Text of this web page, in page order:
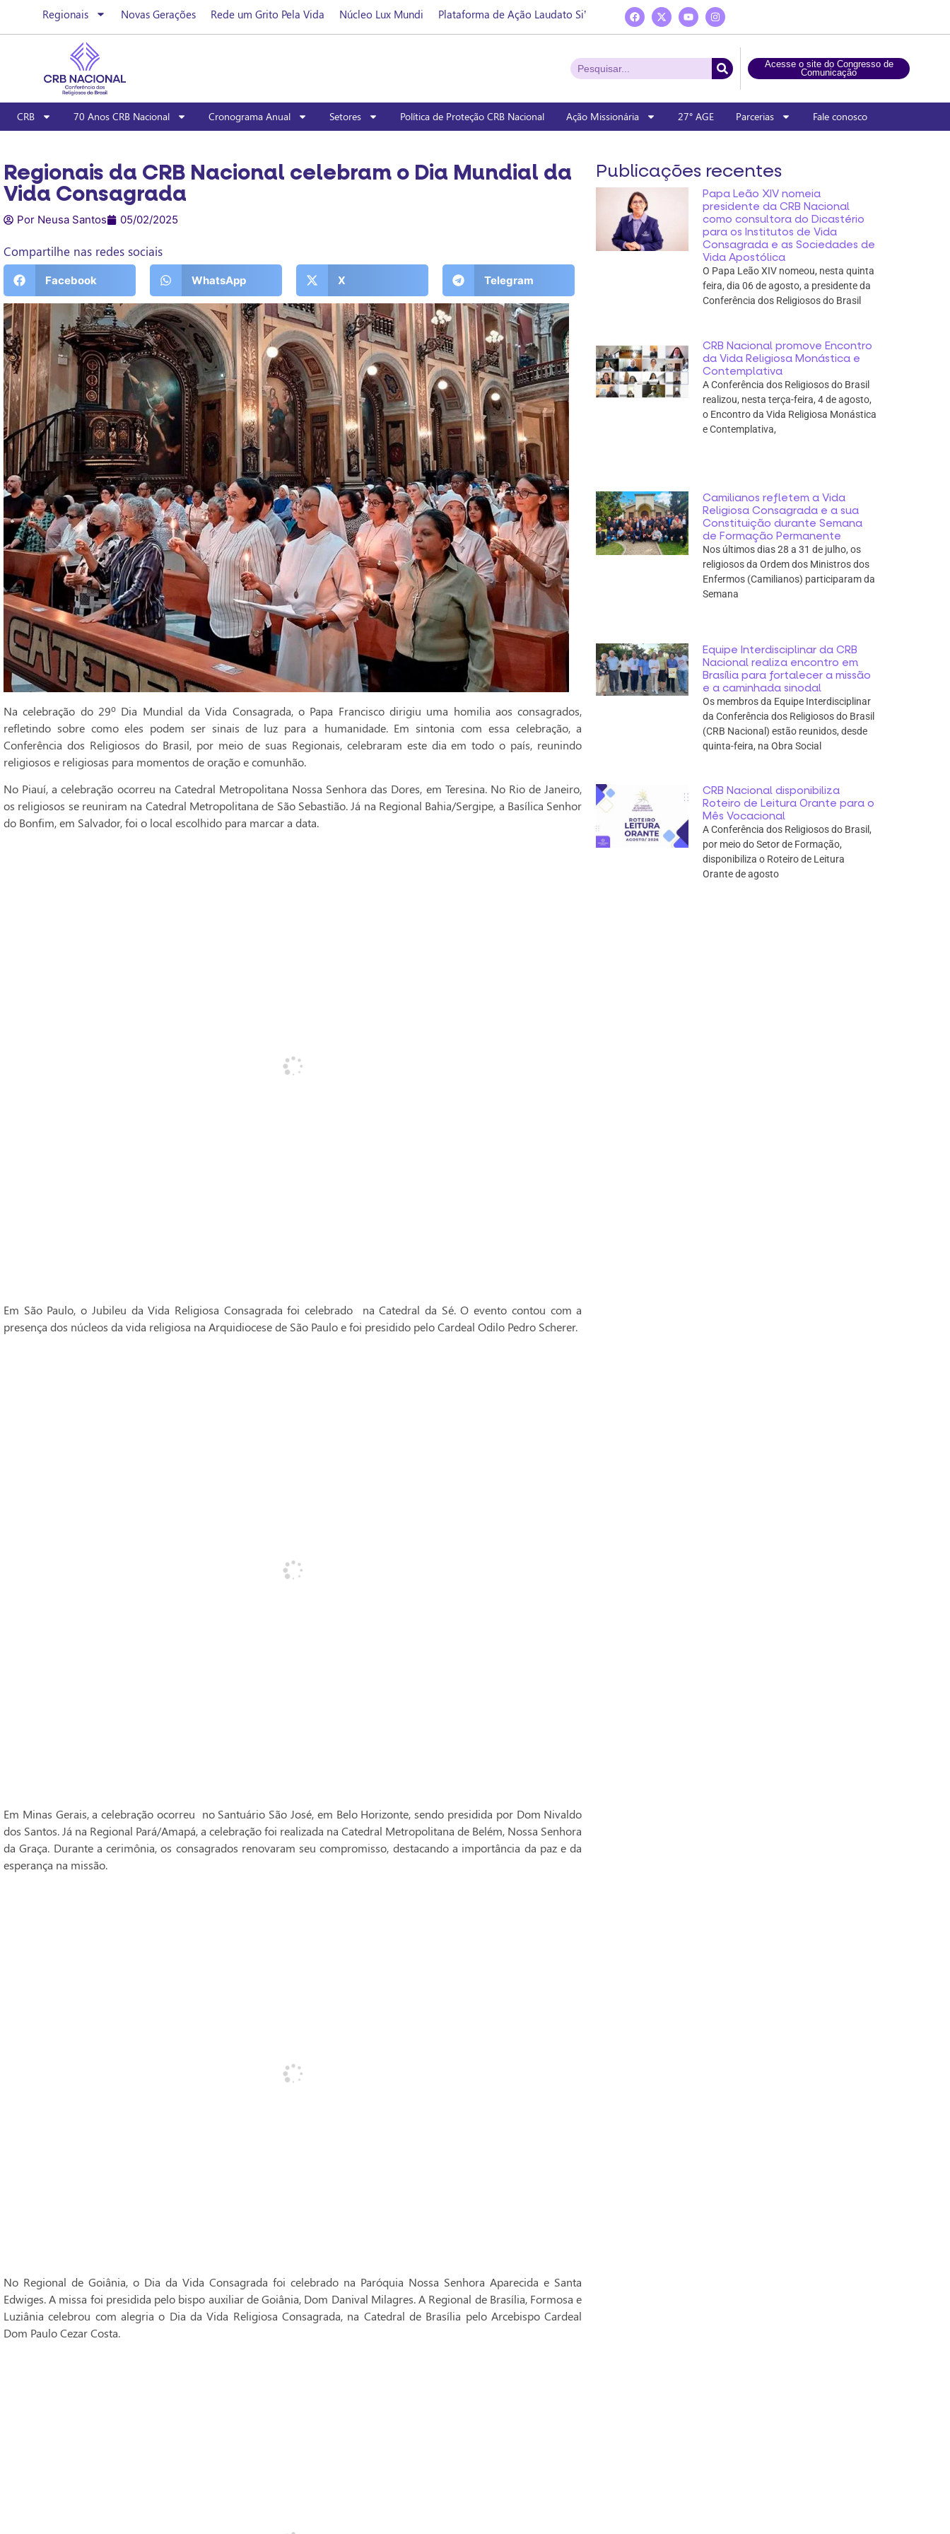
Regionais Novas Gerações Rede um Grito Pela Vida Núcleo Lux Mundi Plataforma de Ação Laudato Si’
Acesse o site do Congresso de
Comunicação
CRB 70 Anos CRB Nacional Cronograma Anual Setores Política de Proteção CRB Nacional Ação Missionária 27° AGE Parcerias Fale conosco
Regionais da CRB Nacional celebram o Dia Mundial da
Vida Consagrada
Por Neusa Santos 05/02/2025
Compartilhe nas redes sociais
Facebook WhatsApp X Telegram
Na celebração do 29º Dia Mundial da Vida Consagrada, o Papa Francisco dirigiu uma homilia aos consagrados,
refletindo sobre como eles podem ser sinais de luz para a humanidade. Em sintonia com essa celebração, a
Conferência dos Religiosos do Brasil, por meio de suas Regionais, celebraram este dia em todo o país, reunindo
religiosos e religiosas para momentos de oração e comunhão.
No Piauí, a celebração ocorreu na Catedral Metropolitana Nossa Senhora das Dores, em Teresina. No Rio de Janeiro,
os religiosos se reuniram na Catedral Metropolitana de São Sebastião. Já na Regional Bahia/Sergipe, a Basílica Senhor
do Bonfim, em Salvador, foi o local escolhido para marcar a data.
Em São Paulo, o Jubileu da Vida Religiosa Consagrada foi celebrado na Catedral da Sé. O evento contou com a
presença dos núcleos da vida religiosa na Arquidiocese de São Paulo e foi presidido pelo Cardeal Odilo Pedro Scherer.
Em Minas Gerais, a celebração ocorreu no Santuário São José, em Belo Horizonte, sendo presidida por Dom Nivaldo
dos Santos. Já na Regional Pará/Amapá, a celebração foi realizada na Catedral Metropolitana de Belém, Nossa Senhora
da Graça. Durante a cerimônia, os consagrados renovaram seu compromisso, destacando a importância da paz e da
esperança na missão.
No Regional de Goiânia, o Dia da Vida Consagrada foi celebrado na Paróquia Nossa Senhora Aparecida e Santa
Edwiges. A missa foi presidida pelo bispo auxiliar de Goiânia, Dom Danival Milagres. A Regional de Brasília, Formosa e
Luziânia celebrou com alegria o Dia da Vida Religiosa Consagrada, na Catedral de Brasília pelo Arcebispo Cardeal
Dom Paulo Cezar Costa.
Publicações recentes
Papa Leão XIV nomeia
presidente da CRB Nacional
como consultora do Dicastério
para os Institutos de Vida
Consagrada e as Sociedades de
Vida Apostólica
O Papa Leão XIV nomeou, nesta quinta
feira, dia 06 de agosto, a presidente da
Conferência dos Religiosos do Brasil
CRB Nacional promove Encontro
da Vida Religiosa Monástica e
Contemplativa
A Conferência dos Religiosos do Brasil
realizou, nesta terça-feira, 4 de agosto,
o Encontro da Vida Religiosa Monástica
e Contemplativa,
Camilianos refletem a Vida
Religiosa Consagrada e a sua
Constituição durante Semana
de Formação Permanente
Nos últimos dias 28 a 31 de julho, os
religiosos da Ordem dos Ministros dos
Enfermos (Camilianos) participaram da
Semana
Equipe Interdisciplinar da CRB
Nacional realiza encontro em
Brasília para fortalecer a missão
e a caminhada sinodal
Os membros da Equipe Interdisciplinar
da Conferência dos Religiosos do Brasil
(CRB Nacional) estão reunidos, desde
quinta-feira, na Obra Social
CRB Nacional disponibiliza
Roteiro de Leitura Orante para o
Mês Vocacional
A Conferência dos Religiosos do Brasil,
por meio do Setor de Formação,
disponibiliza o Roteiro de Leitura
Orante de agosto